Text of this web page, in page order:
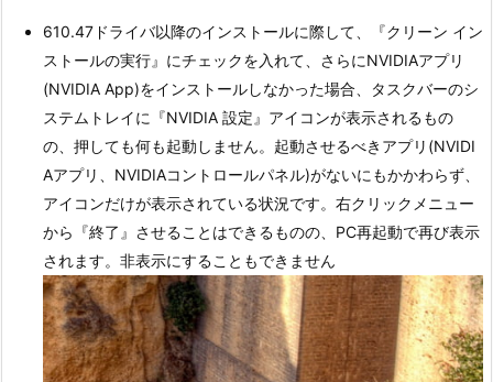
610.47ドライバ以降のインストールに際して、『クリーン イン
ストールの実行』にチェックを入れて、さらにNVIDIAアプリ
(NVIDIA App)をインストールしなかった場合、タスクバーのシ
ステムトレイに『NVIDIA 設定』アイコンが表示されるもの
の、押しても何も起動しません。起動させるべきアプリ(NVIDI
Aアプリ、NVIDIAコントロールパネル)がないにもかかわらず、
アイコンだけが表示されている状況です。右クリックメニュー
から『終了』させることはできるものの、PC再起動で再び表示
されます。非表示にすることもできません